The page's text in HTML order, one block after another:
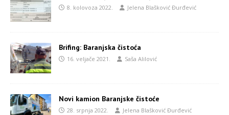
8. kolovoza 2022. Jelena Blašković Đurđević
Brifing: Baranjska čistoća
16. veljače 2021. Saša Alilović
Novi kamion Baranjske čistoće
28. srpnja 2022. Jelena Blašković Đurđević